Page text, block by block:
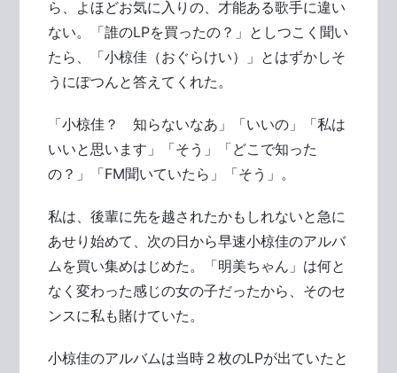
ら、よほどお気に入りの、才能ある歌手に違い
ない。「誰のLPを買ったの？」としつこく聞い
たら、「小椋佳（おぐらけい）」とはずかしそ
うにぽつんと答えてくれた。
「小椋佳？ 知らないなあ」「いいの」「私は
いいと思います」「そう」「どこで知った
の？」「FM聞いていたら」「そう」。
私は、後輩に先を越されたかもしれないと急に
あせり始めて、次の日から早速小椋佳のアルバ
ムを買い集めはじめた。「明美ちゃん」は何と
なく変わった感じの女の子だったから、そのセ
ンスに私も賭けていた。
小椋佳のアルバムは当時２枚のLPが出ていたと